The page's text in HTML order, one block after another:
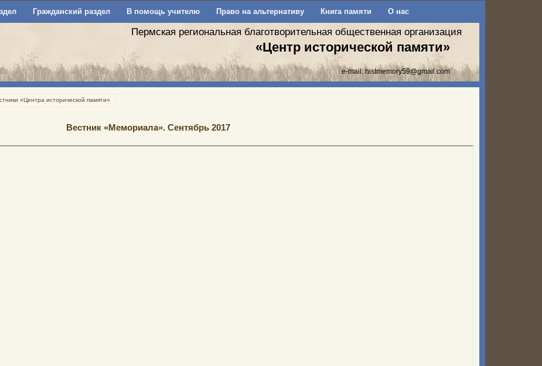
Гражданский раздел В помощь учителю Право на альтернативу Книга памяти О нас
Пермская региональная благотворительная общественная организация
«Центр исторической памяти»
e-mail:histmemory59@gmail.com
«Центра исторической памяти»
Вестник «Мемориала». Сентябрь 2017